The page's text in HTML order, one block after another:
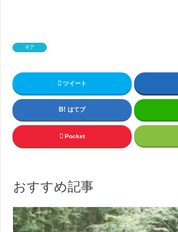
ギア
ツイート
はてブ
Pocket
おすすめ記事